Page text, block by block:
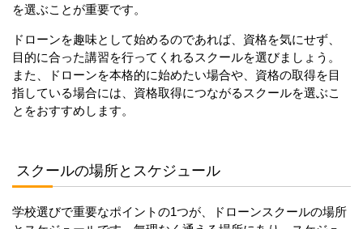
を選ぶことが重要です。
ドローンを趣味として始めるのであれば、資格を気にせず、
目的に合った講習を行ってくれるスクールを選びましょう。
また、ドローンを本格的に始めたい場合や、資格の取得を目
指している場合には、資格取得につながるスクールを選ぶこ
とをおすすめします。
スクールの場所とスケジュール
学校選びで重要なポイントの1つが、ドローンスクールの場所